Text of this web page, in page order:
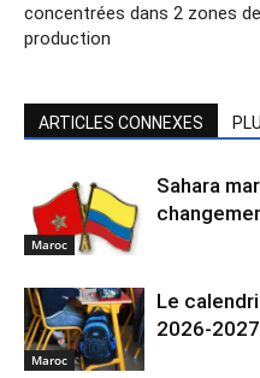
concentrées dans 2 zones de
production
ARTICLES CONNEXES
Maroc
Sahara
Maroc
Le
2026-